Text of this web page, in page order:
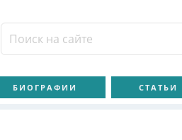
БИОГРАФИИ СТАТЬИ